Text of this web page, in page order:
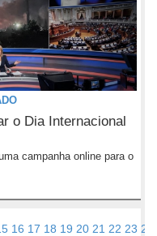
o Dia Internacional
campanha online para o
16 17 18 19 20 21 22 23 24